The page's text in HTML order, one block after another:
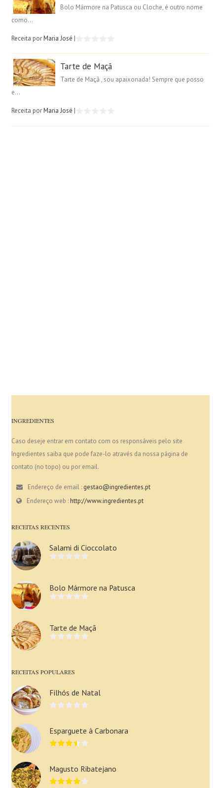
Bolo Mármore na Patusca ou Cloche, é outro nome
como...
Receita porMaria José |
Tarte de Maçã
Tarte de Maçã , sou apaixonada! Sempre que posso
e...
Receita porMaria José |
INGREDIENTES
Caso deseje entrar em contato com os responsáveis pelo site
Ingredientes saiba que pode faze-lo através da nossa página de
contato (no topo) ou por email.
Endereço de email : gestao@ingredientes.pt
Endereço web :http://www.ingredientes.pt
RECEITAS RECENTES
Salami di Cioccolato
Bolo Mármore na Patusca
Tarte de Maçã
RECEITAS POPULARES
Filhós de Natal
Esparguete à Carbonara
Magusto Ribatejano